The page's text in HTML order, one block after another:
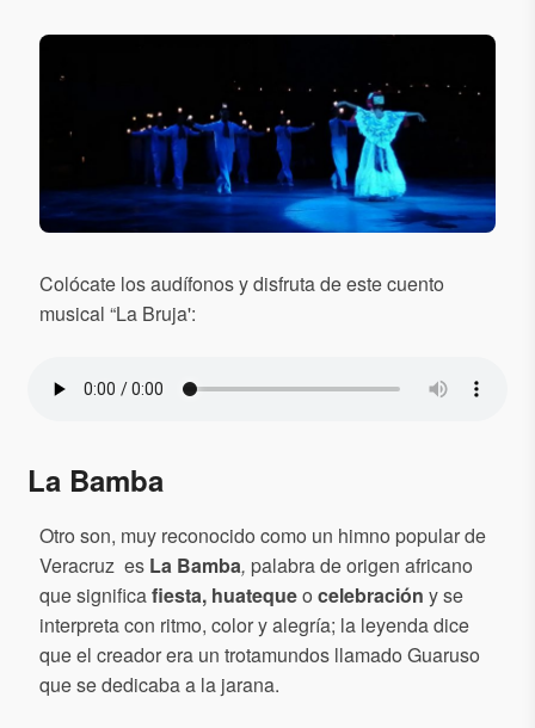
Colócate los audífonos y disfruta de este cuento
musical “La Bruja':
La Bamba
Otro son, muy reconocido como un himno popular de
Veracruz es La Bamba, palabra de origen africano
que significafiesta, huatequeo celebración y se
interpreta con ritmo, color y alegría; la leyenda dice
que el creador era un trotamundos llamado Guaruso
que se dedicaba a la jarana.